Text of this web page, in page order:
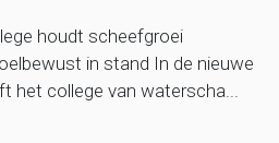
houdt scheefgroei
in stand In de nieuwe
het college van waterscha...